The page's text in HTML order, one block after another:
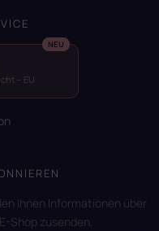
– EU
Ihnen Informationen über
Shop zusenden.